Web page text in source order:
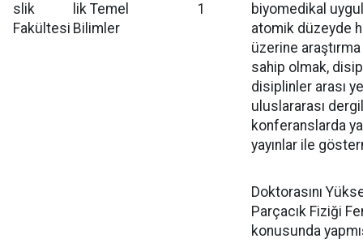
slik
Fakültesi
lik Temel
Bilimler
1
biyomedikal
atomik düzeyde
üzerine
sahip olmak,
disiplinler arası
uluslararası
konferanslarda
yayınlar ile
Doktorasını
Parçacık Fiziği
konusunda